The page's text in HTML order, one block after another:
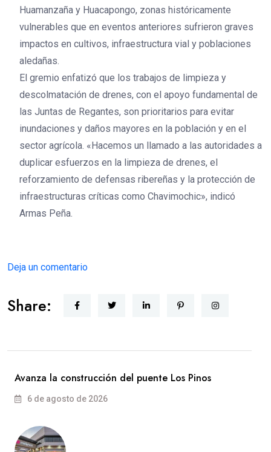
Huamanzaña y Huacapongo, zonas históricamente
vulnerables que en eventos anteriores sufrieron graves
impactos en cultivos, infraestructura vial y poblaciones
aledañas.
El gremio enfatizó que los trabajos de limpieza y
descolmatación de drenes, con el apoyo fundamental de
las Juntas de Regantes, son prioritarios para evitar
inundaciones y daños mayores en la población y en el
sector agrícola. «Hacemos un llamado a las autoridades a
duplicar esfuerzos en la limpieza de drenes, el
reforzamiento de defensas ribereñas y la protección de
infraestructuras críticas como Chavimochic», indicó
Armas Peña.
Deja un comentario
Share:
Avanza la construcción del puente Los Pinos
6 de agosto de 2026